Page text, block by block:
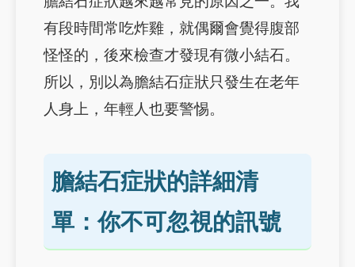
有段時間常吃炸雞，就偶爾會覺得腹部
怪怪的，後來檢查才發現有微小結石。
所以，別以為膽結石症狀只發生在老年
人身上，年輕人也要警惕。
膽結石症狀的詳細清
單：你不可忽視的訊號